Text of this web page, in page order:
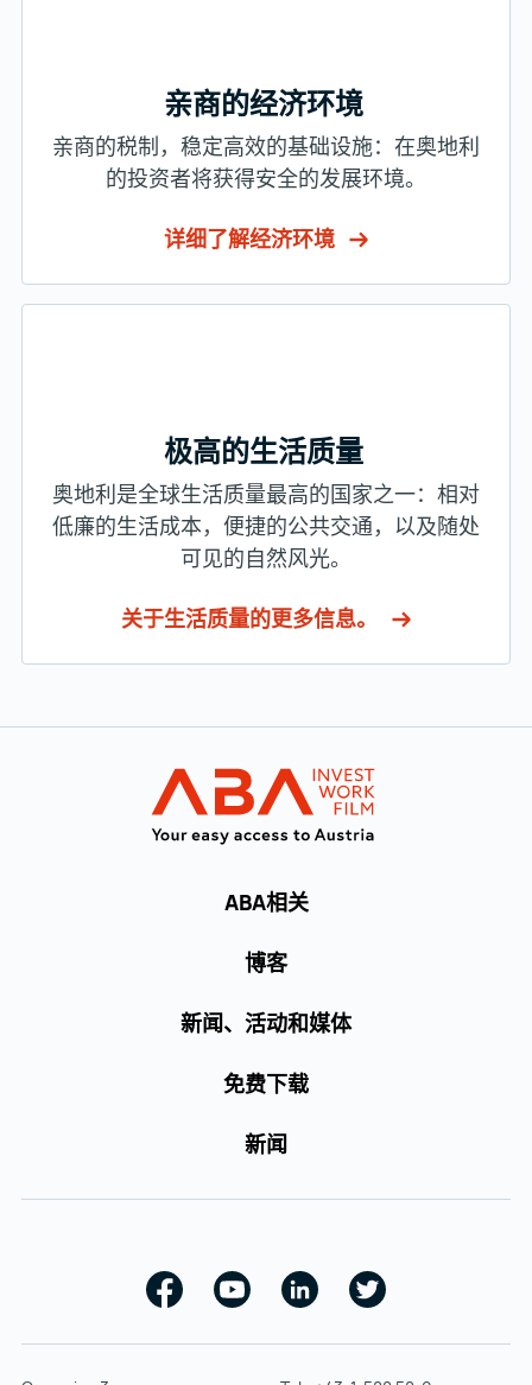
亲商的税制，稳定高效的基础设施：在奥地利
的投资者将获得安全的发展环境。
详细了解经济环境
奥地利是全球生活质量最高的国家之一：相对
低廉的生活成本，便捷的公共交通，以及随处
可见的自然风光。
关于生活质量的更多信息。
Facebook
Youtube
Linkedin
Twitter